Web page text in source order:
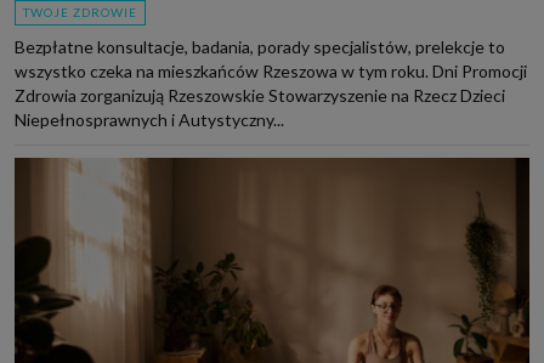
TWOJE ZDROWIE
Bezpłatne konsultacje, badania, porady specjalistów, prelekcje to
wszystko czeka na mieszkańców Rzeszowa w tym roku. Dni Promocji
Zdrowia zorganizują Rzeszowskie Stowarzyszenie na Rzecz Dzieci
Niepełnosprawnych i Autystyczny...